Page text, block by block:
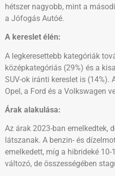
hétszer nagyobb, mint a
a Jófogás Autóé.
A kereslet élén:
A legkeresettebb kategóriák
középkategóriás (29%) és a
SUV-ok iránti kereslet is (14%).
Opel, a Ford és a Volkswagen
Árak alakulása:
Az árak 2023-ban emelkedtek,
látszanak. A benzin- és
emelkedett, míg a hibrideké
változó, de összességében